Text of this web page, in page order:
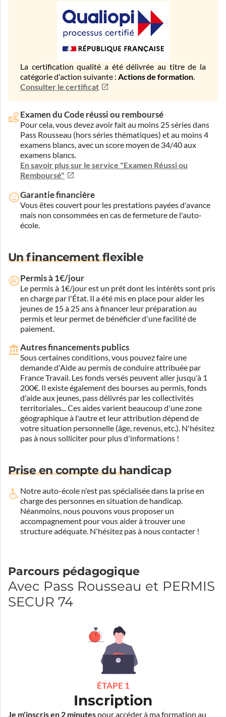
La certification qualité a été délivrée au titre de la
catégorie d'action suivante : Actions de formation.
Consulter le certificat
Examen du Code réussi ou remboursé
Pour cela, vous devez avoir fait au moins 25 séries dans
Pass Rousseau (hors séries thématiques) et au moins 4
examens blancs, avec un score moyen de 34/40 aux
examens blancs.
En savoir plus sur le service "Examen Réussi ou
Remboursé"
Garantie financière
Vous êtes couvert pour les prestations payées d'avance
mais non consommées en cas de fermeture de l'auto-
école.
Un financement flexible
Permis à 1€/jour
Le permis à 1€/jour est un prêt dont les intérêts sont pris
en charge par l'État. Il a été mis en place pour aider les
jeunes de 15 à 25 ans à financer leur préparation au
permis et leur permet de bénéficier d'une facilité de
paiement.
Autres financements publics
Sous certaines conditions, vous pouvez faire une
demande d'Aide au permis de conduire attribuée par
France Travail. Les fonds versés peuvent aller jusqu'à 1
200€. Il existe également des bourses au permis, fonds
d'aide aux jeunes, pass délivrés par les collectivités
territoriales... Ces aides varient beaucoup d'une zone
géographique à l'autre et leur attribution dépend de
votre situation personnelle (âge, revenus, etc.). N'hésitez
pas à nous solliciter pour plus d'informations !
Prise en compte du handicap
Notre auto-école n'est pas spécialisée dans la prise en
charge des personnes en situation de handicap.
Néanmoins, nous pouvons vous proposer un
accompagnement pour vous aider à trouver une
structure adéquate. N'hésitez pas à nous contacter !
Parcours pédagogique
Avec Pass Rousseau et PERMIS
SECUR 74
ÉTAPE 1
Inscription
Je m'inscris en 2 minutes pour accéder à ma formation au